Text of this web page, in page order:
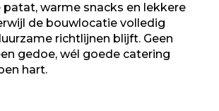
patat, warme snacks en lekkere
de bouwlocatie volledig
richtlijnen blijft. Geen
gedoe, wél goede catering
hart.